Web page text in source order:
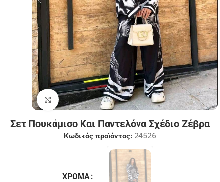
Click to enlarge
Σετ Πουκάμισο Και Παντελόνα Σχέδιο Ζέβρα
Κωδικός προϊόντος: 24526
ΧΡΏΜΑ